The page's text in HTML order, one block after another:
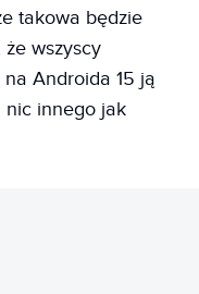
takowa będzie
wszyscy
na Androida 15 ją
nic innego jak